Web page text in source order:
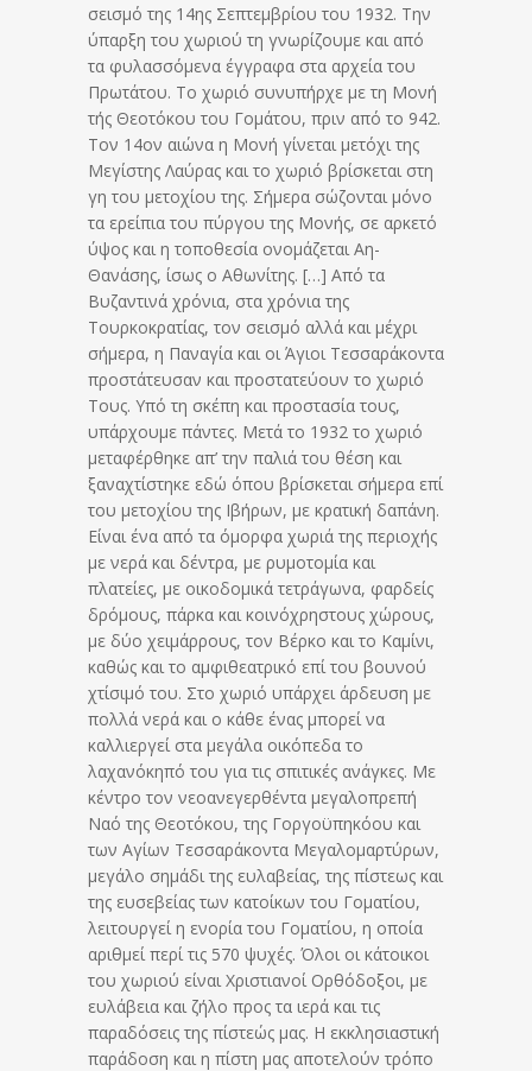
σεισμό της 14ης Σεπτεμβρίου του 1932. Την
ύπαρξη του χωριού τη γνωρίζουμε και από
τα φυλασσόμενα έγγραφα στα αρχεία του
Πρωτάτου. Το χωριό συνυπήρχε με τη Μονή
τής Θεοτόκου του Γομάτου, πριν από το 942.
Τον 14ον αιώνα η Μονή γίνεται μετόχι της
Μεγίστης Λαύρας και το χωριό βρίσκεται στη
γη του μετοχίου της. Σήμερα σώζονται μόνο
τα ερείπια του πύργου της Μονής, σε αρκετό
ύψος και η τοποθεσία ονομάζεται Αη-
Θανάσης, ίσως ο Αθωνίτης. […] Από τα
Βυζαντινά χρόνια, στα χρόνια της
Τουρκοκρατίας, τον σεισμό αλλά και μέχρι
σήμερα, η Παναγία και οι Άγιοι Τεσσαράκοντα
προστάτευσαν και προστατεύουν το χωριό
Τους. Υπό τη σκέπη και προστασία τους,
υπάρχουμε πάντες. Μετά το 1932 το χωριό
μεταφέρθηκε απ’ την παλιά του θέση και
ξαναχτίστηκε εδώ όπου βρίσκεται σήμερα επί
του μετοχίου της Ιβήρων, με κρατική δαπάνη.
Είναι ένα από τα όμορφα χωριά της περιοχής
με νερά και δέντρα, με ρυμοτομία και
πλατείες, με οικοδομικά τετράγωνα, φαρδείς
δρόμους, πάρκα και κοινόχρηστους χώρους,
με δύο χειμάρρους, τον Βέρκο και το Καμίνι,
καθώς και το αμφιθεατρικό επί του βουνού
χτίσιμό του. Στο χωριό υπάρχει άρδευση με
πολλά νερά και ο κάθε ένας μπορεί να
καλλιεργεί στα μεγάλα οικόπεδα το
λαχανόκηπό του για τις σπιτικές ανάγκες. Με
κέντρο τον νεοανεγερθέντα μεγαλοπρεπή
Ναό της Θεοτόκου, της Γοργοϋπηκόου και
των Αγίων Τεσσαράκοντα Μεγαλομαρτύρων,
μεγάλο σημάδι της ευλαβείας, της πίστεως και
της ευσεβείας των κατοίκων του Γοματίου,
λειτουργεί η ενορία του Γοματίου, η οποία
αριθμεί περί τις 570 ψυχές. Όλοι οι κάτοικοι
του χωριού είναι Χριστιανοί Ορθόδοξοι, με
ευλάβεια και ζήλο προς τα ιερά και τις
παραδόσεις της πίστεώς μας. Η εκκλησιαστική
παράδοση και η πίστη μας αποτελούν τρόπο